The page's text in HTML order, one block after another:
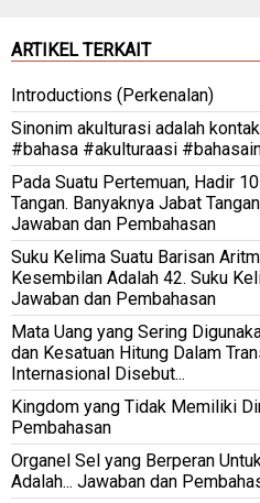
ARTIKEL TERKAIT
Introductions (Perkenalan)
Sinonim akulturasi adalah
#bahasa #akulturaasi
Pada Suatu Pertemuan, Hadir
Tangan. Banyaknya Jabat
Jawaban dan Pembahasan
Suku Kelima Suatu Barisan
Kesembilan Adalah 42. Suku
Jawaban dan Pembahasan
Mata Uang yang Sering
dan Kesatuan Hitung Dalam
Internasional Disebut...
Kingdom yang Tidak Memiliki
Pembahasan
Organel Sel yang Berperan
Adalah... Jawaban dan